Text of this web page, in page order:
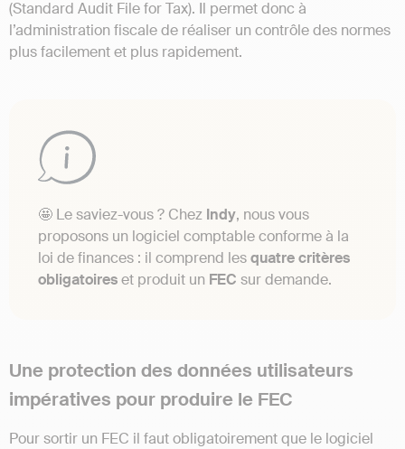
(Standard Audit File for Tax). Il permet donc à
l’administration fiscale de réaliser un contrôle des normes
plus facilement et plus rapidement.
🤩 Le saviez-vous ? Chez Indy, nous vous
proposons un logiciel comptable conforme à la
loi de finances : il comprend lesquatre critères
obligatoireset produit un FEC sur demande.
Une protection des données utilisateurs
impératives pour produire le FEC
Pour sortir un FEC il faut obligatoirement que le logiciel